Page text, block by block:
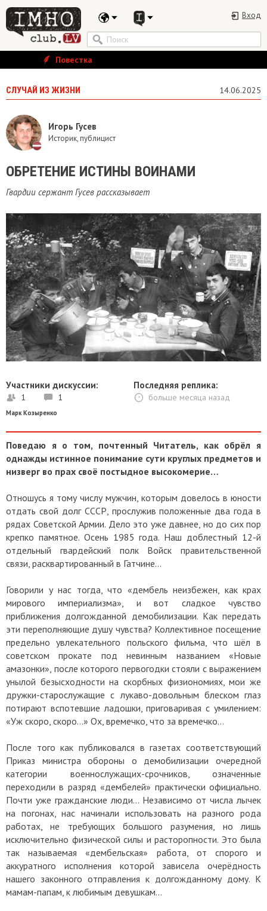
Вход
Повестка
СЛУЧАЙ ИЗ ЖИЗНИ 14.06.2025
Игорь Гусев
Историк, публицист
ОБРЕТЕНИЕ ИСТИНЫ ВОИНАМИ
Гвардии сержант Гусев рассказывает
Участники дискуссии:
1 1
Последняя реплика:
больше месяца назад
Марк Козыренко
Поведаю я о том, почтенный Читатель, как обрёл я
однажды истинное понимание сути круглых предметов и
низверг во прах своё постыдное высокомерие…
Отношусь я тому числу мужчин, которым довелось в юности
отдать свой долг СССР, прослужив положенные два года в
рядах Советской Армии. Дело это уже давнее, но до сих пор
крепко памятное. Осень 1985 года. Наш доблестный 12-й
отдельный гвардейский полк Войск правительственной
связи, расквартированный в Гатчине...
Говорили у нас тогда, что «дембель неизбежен, как крах
мирового империализма», и вот сладкое чувство
приближения долгожданной демобилизации. Как передать
эти переполняющие душу чувства? Коллективное посещение
предельно увлекательного польского фильма, что шёл в
советском прокате под невинным названием «Новые
амазонки», после которого первогодки стояли с выражением
унылой безысходности на скорбных физиономиях, мои же
дружки-старослужащие с лукаво-довольным блеском глаз
потирают вспотевшие ладошки, приговаривая с умилением:
«Уж скоро, скоро…» Ох, времечко, что за времечко…
После того как публиковался в газетах соответствующий
Приказ министра обороны о демобилизации очередной
категории военнослужащих-срочников, означенные
переходили в разряд «дембелей» практически официально.
Почти уже гражданские люди… Независимо от числа лычек
на погонах, нас начинали использовать на разного рода
работах, не требующих большого разумения, но лишь
исключительно физической силы и расторопности. Это была
так называемая «дембельская» работа, от спорого и
аккуратного исполнения которой зависела очерёдность
нашего законного отправления к долгожданному дому. К
мамам-папам, к любимым девушкам...